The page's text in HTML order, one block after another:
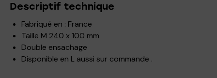
Descriptif technique
Fabriqué en : France
Taille M 240 x 100 mm
Double ensachage
Disponible en L aussi sur commande .